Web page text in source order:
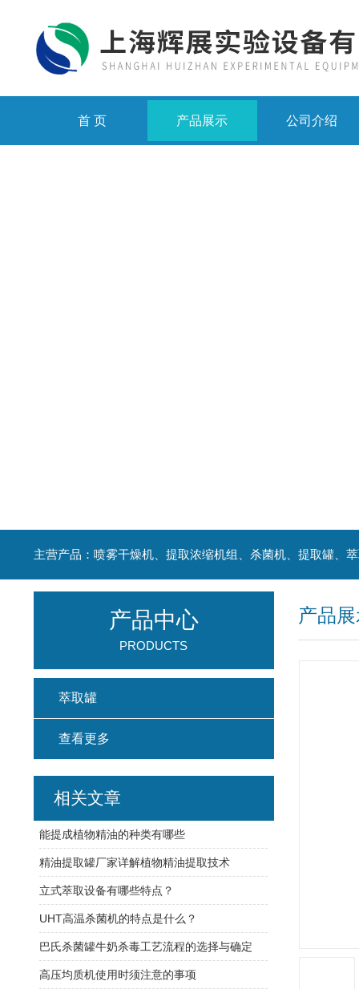
首 页 产品展示 公司介绍
产品
产品中心
PRODUCTS
萃取罐
查看更多
相关文章
能提成植物精油的种类有哪些
精油提取罐厂家详解植物精油提取技术
立式萃取设备有哪些特点？
UHT高温杀菌机的特点是什么？
巴氏杀菌罐牛奶杀毒工艺流程的选择与确定
高压均质机使用时须注意的事项